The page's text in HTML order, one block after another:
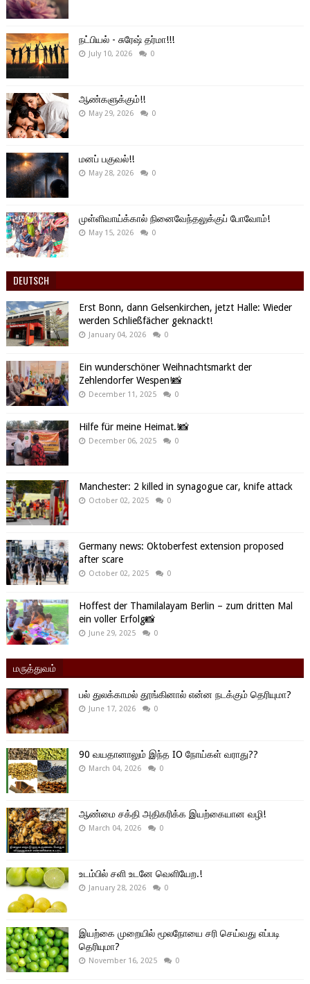
நட்பியல் - சுரேஷ் தர்மா!!!
July 10, 2026 0
ஆண்களுக்கும்!!
May 29, 2026 0
மனப் பகுவல்!!
May 28, 2026 0
முள்ளிவாய்க்கால் நினைவேந்தலுக்குப் போவோம்!
May 15, 2026 0
DEUTSCH
Erst Bonn, dann Gelsenkirchen, jetzt Halle: Wieder
werden Schließfächer geknackt!
January 04, 2026 0
Ein wunderschöner Weihnachtsmarkt der
Zehlendorfer Wespen!📸
December 11, 2025 0
Hilfe für meine Heimat.!📸
December 06, 2025 0
Manchester: 2 killed in synagogue car, knife attack
October 02, 2025 0
Germany news: Oktoberfest extension proposed
after scare
October 02, 2025 0
Hoffest der Thamilalayam Berlin – zum dritten Mal
ein voller Erfolg📸
June 29, 2025 0
மருத்துவம்
பல் துலக்காமல் தூங்கினால் என்ன நடக்கும் தெரியுமா?
June 17, 2026 0
90 வயதானாலும் இந்த IO நோய்கள் வராது??
March 04, 2026 0
ஆண்மை சக்தி அதிகரிக்க இயற்கையான வழி!
March 04, 2026 0
உடம்பில் சளி உடனே வெளியேற.!
January 28, 2026 0
இயற்கை முறையில் மூலநோயை சரி செய்வது எப்படி
தெரியுமா?
November 16, 2025 0